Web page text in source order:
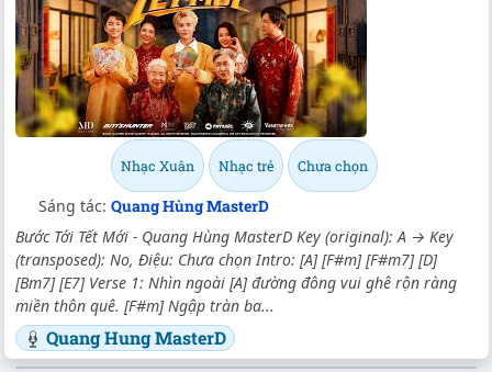
Nhạc Xuân Nhạc trẻ Chưa chọn
Sáng tác: Quang Hùng MasterD
Bước Tới Tết Mới - Quang Hùng MasterD Key (original): A → Key
(transposed): No, Điệu: Chưa chọn Intro: [A] [F#m] [F#m7] [D]
[Bm7] [E7] Verse 1: Nhìn ngoài [A] đường đông vui ghê rộn ràng
miền thôn quê. [F#m] Ngập tràn ba...
Quang Hung MasterD